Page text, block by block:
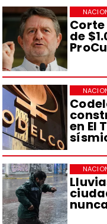
de
en El